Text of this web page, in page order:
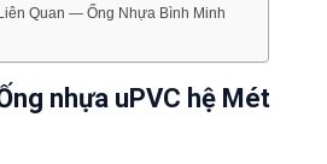
Quan — Ống Nhựa Bình Minh
nhựa uPVC hệ Mét